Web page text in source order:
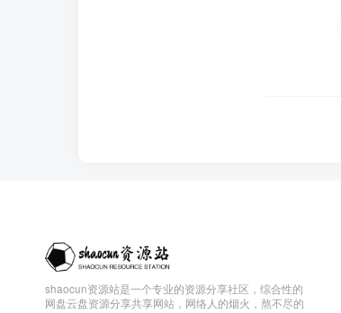
shaocun资源站是一个专业的资源分享社区，综合性的
网盘云盘资源分享共享网站，网络人的烟火，熬不尽的